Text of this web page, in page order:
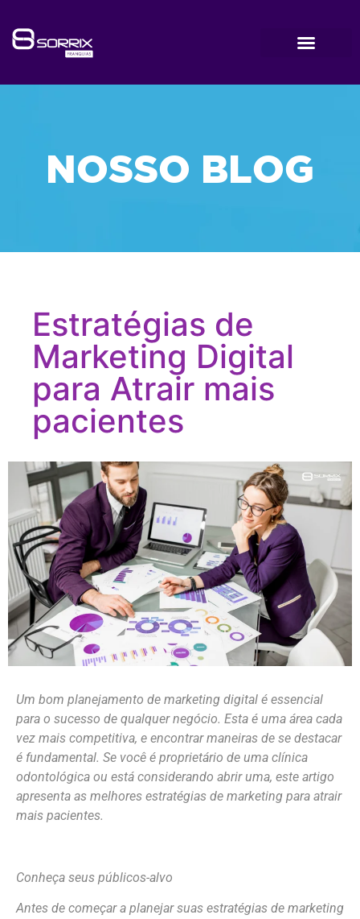
NOSSO BLOG
Estratégias de
Marketing Digital
para Atrair mais
pacientes
Um bom planejamento de marketing digital é essencial
para o sucesso de qualquer negócio. Esta é uma área cada
vez mais competitiva, e encontrar maneiras de se destacar
é fundamental. Se você é proprietário de uma clínica
odontológica ou está considerando abrir uma, este artigo
apresenta as melhores estratégias de marketing para atrair
mais pacientes.
Conheça seus públicos-alvo
Antes de começar a planejar suas estratégias de marketing